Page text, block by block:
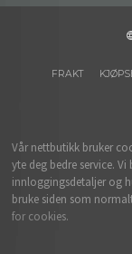
FRAKT
Vår nettbutikk bruker
yte deg bedre service.
innloggingsdetaljer og
bruke siden som
for cookies.